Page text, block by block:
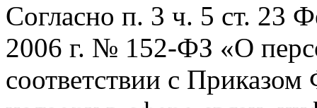
Согласно п. 3 ч. 5 ст. 23
2006 г. № 152-ФЗ «О
соответствии с